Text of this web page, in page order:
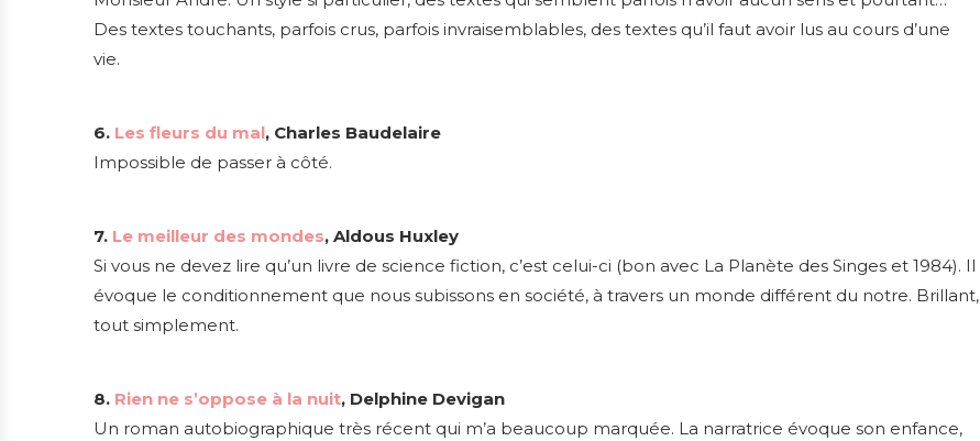
Des textes touchants, parfois crus, parfois invraisemblables, des textes qu’il faut avoir lus au cours d’une
vie.
6. Les fleurs du mal, Charles Baudelaire
Impossible de passer à côté.
7. Le meilleur des mondes, Aldous Huxley
Si vous ne devez lire qu’un livre de science fiction, c’est celui-ci (bon avec La Planète des Singes et 1984). Il
évoque le conditionnement que nous subissons en société, à travers un monde différent du notre. Brillant,
tout simplement.
8. Rien ne s’oppose à la nuit, Delphine Devigan
Un roman autobiographique très récent qui m’a beaucoup marquée. La narratrice évoque son enfance,